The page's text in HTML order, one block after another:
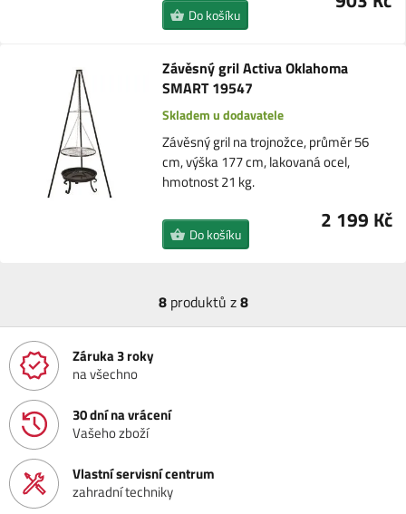
Do košíku
Závěsný gril Activa Oklahoma
SMART 19547
Skladem u dodavatele
Závěsný gril na trojnožce, průměr 56
cm, výška 177 cm, lakovaná ocel,
hmotnost 21 kg.
2 199 Kč
Do košíku
8produktů z8
Záruka 3 roky
na všechno
30 dní na vrácení
Vašeho zboží
Vlastní servisní centrum
zahradní techniky